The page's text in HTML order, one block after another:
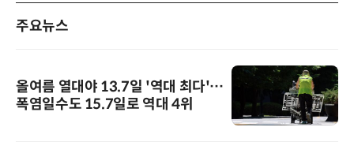
주요뉴스
올여름 열대야 13.7일 '역대 최다'…
폭염일수도 15.7일로 역대 4위